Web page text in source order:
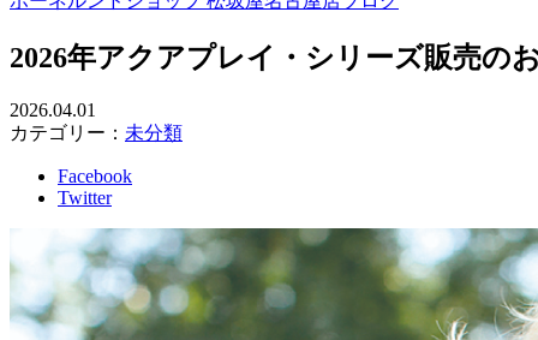
2026年アクアプレイ・シリーズ販売の
2026.04.01
カテゴリー： 未分類
Facebook
Twitter